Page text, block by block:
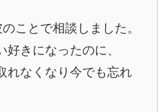
ことで相談しました。
きになったのに、
れなくなり今でも忘れ